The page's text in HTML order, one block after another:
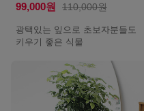
99,000원 110,000원
광택있는 잎으로 초보자분들도
키우기 좋은 식물